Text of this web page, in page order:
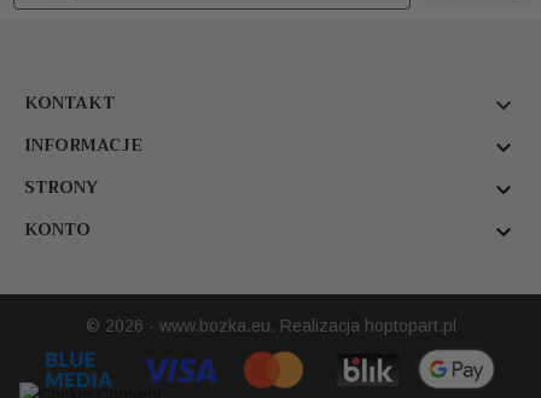
KONTAKT

INFORMACJE

STRONY

KONTO

© 2026 - www.bozka.eu. Realizacja hoptopart.pl